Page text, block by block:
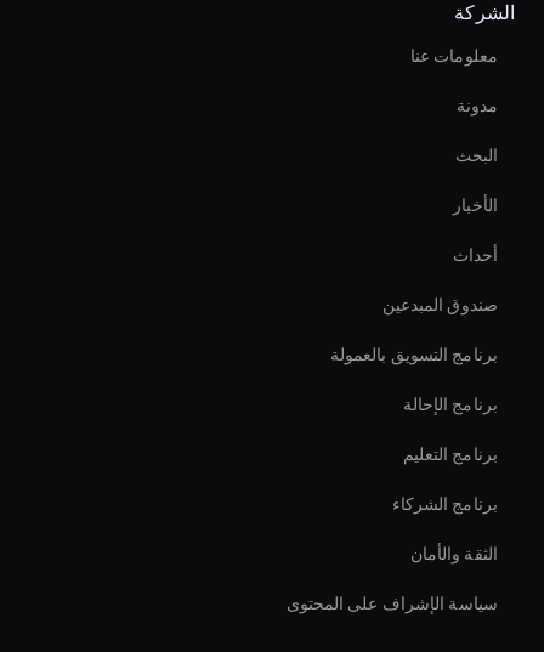
Hr Ai Avatar
Interactive Ai Avatar
Augmented Reality Avatar
Ai Avatar Conferencing
Holographic Avatar For Retail Stores
أداة تأثيرات الفيديو بالذكاء الاصطناعي
Smart Ai Avatar
الشركة
معلومات عنا
مدونة
البحث
الأخبار
أحداث
صندوق المبدعين
برنامج التسويق بالعمولة
برنامج الإحالة
برنامج التعليم
برنامج الشركاء
الثقة والأمان
سياسة الإشراف على المحتوى